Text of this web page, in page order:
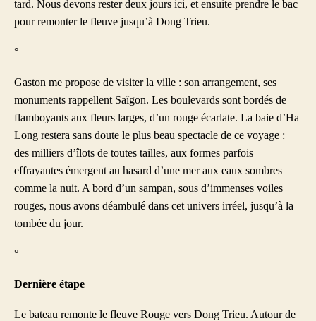
tard. Nous devons rester deux jours ici, et ensuite prendre le bac
pour remonter le fleuve jusqu’à Dong Trieu.
°
Gaston me propose de visiter la ville : son arrangement, ses
monuments rappellent Saïgon. Les boulevards sont bordés de
flamboyants aux fleurs larges, d’un rouge écarlate. La baie d’Ha
Long restera sans doute le plus beau spectacle de ce voyage :
des milliers d’îlots de toutes tailles, aux formes parfois
effrayantes émergent au hasard d’une mer aux eaux sombres
comme la nuit. A bord d’un sampan, sous d’immenses voiles
rouges, nous avons déambulé dans cet univers irréel, jusqu’à la
tombée du jour.
°
Dernière étape
Le bateau remonte le fleuve Rouge vers Dong Trieu. Autour de